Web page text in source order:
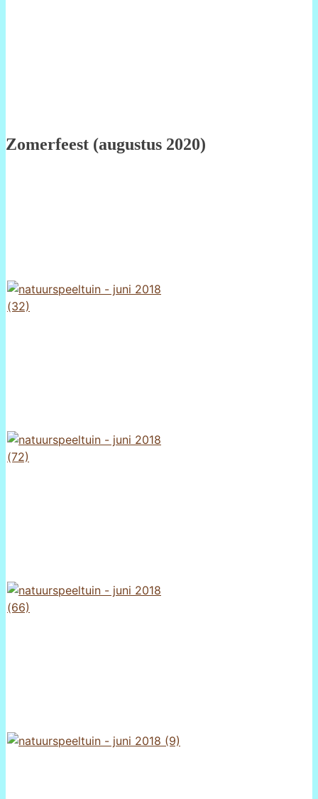
Zomerfeest (augustus 2020)